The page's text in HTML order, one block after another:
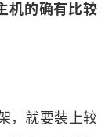
机的确有比较
， 就要装上较